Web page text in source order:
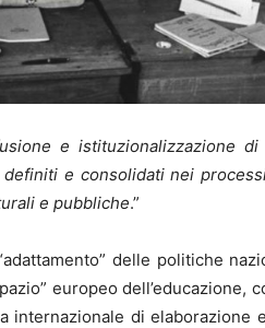
e istituzionalizzazione
e consolidati nei
e pubbliche.”
delle politiche
europeo
internazionale di